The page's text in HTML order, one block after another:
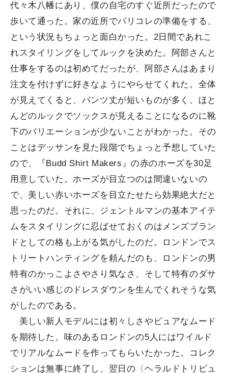
代々木八幡にあり、僕の自宅のすぐ近所だったので
歩いて通った。家の近所でパリコレの準備をする、
という状況もちょっと面白かった。2日間であれこ
れスタイリングをしてルックを決めた。阿部さんと
仕事をするのは初めてだったが、阿部さんはあまり
注文を付けずに好きなようにやらせてくれた。全体
が見えてくると、パンツ丈が短いものが多く、ほと
んどのルックでソックスが見えることになるのに靴
下のバリエーションが少ないことがわかった。その
ことはデッサンを見た段階でちょっと予想していた
ので、『Budd Shirt Makers』の赤のホーズを30足
用意していた。ホーズが目立つのは間違いないの
で、美しい赤いホーズを目立たせたら効果絶大だと
思ったのだ。それに、ジェントルマンの基本アイテ
ムをスタイリングに忍ばせておくのはメンズブラン
ドとしての格も上がる気がしたのだ。ロンドンでス
トリートハンティングを頼んだのも、ロンドンの男
特有のかっこよさやさり気なさ、そして特有のダサ
さがいい感じのドレスダウンを生んでくれそうな気
がしたのである。
美しい新人モデルには初々しさやピュアなムード
を期待した。味のあるロンドンの5人にはワイルド
でリアルなムードを作ってもらいたかった。コレク
ションは無事に終了し、翌日の〈ヘラルドトリビュ